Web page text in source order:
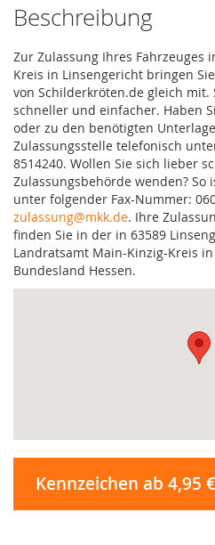
Beschreibung
Zur Zulassung Ihres Fahrzeuges
Kreis in Linsengericht bringen
von Schilderkröten.de gleich mit.
schneller und einfacher. Haben
oder zu den benötigten
Zulassungsstelle telefonisch
8514240. Wollen Sie sich lieber
Zulassungsbehörde wenden?
unter folgender Fax-Nummer:
zulassung@mkk.de. Ihre
finden Sie in der in 63589
Landratsamt Main-Kinzig-Kreis
Bundesland Hessen.
Kennzeichen ab 4,95